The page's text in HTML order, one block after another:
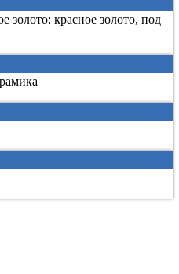
золото: красное золото, под